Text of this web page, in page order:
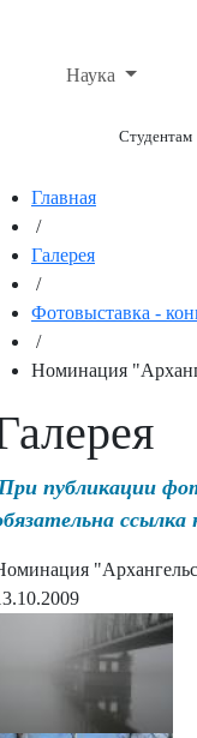
Наука
Студентам
Главная
/
Галерея
/
Фотовыставка -
/
Номинация
публикации